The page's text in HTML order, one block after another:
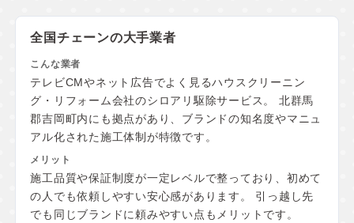
全国チェーンの大手業者
テレビCMやネット広告でよく見るハウスクリーニン
グ・リフォーム会社のシロアリ駆除サービス。 北群馬
郡吉岡町内にも拠点があり、ブランドの知名度やマニュ
アル化された施工体制が特徴です。
施工品質や保証制度が一定レベルで整っており、初めて
の人でも依頼しやすい安心感があります。 引っ越し先
でも同じブランドに頼みやすい点もメリットです。